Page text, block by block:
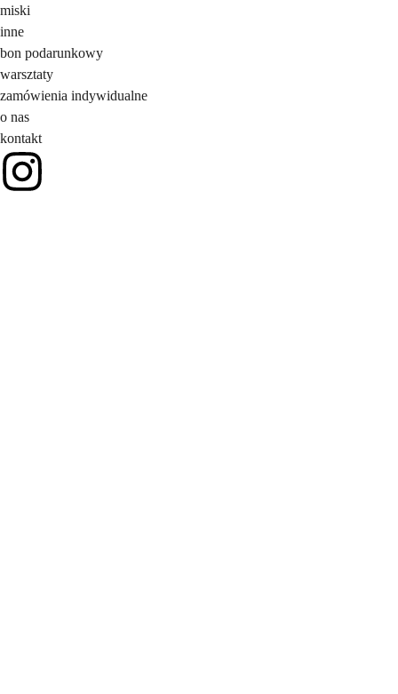
miski
inne
bon podarunkowy
warsztaty
zamówienia indywidualne
o nas
kontakt